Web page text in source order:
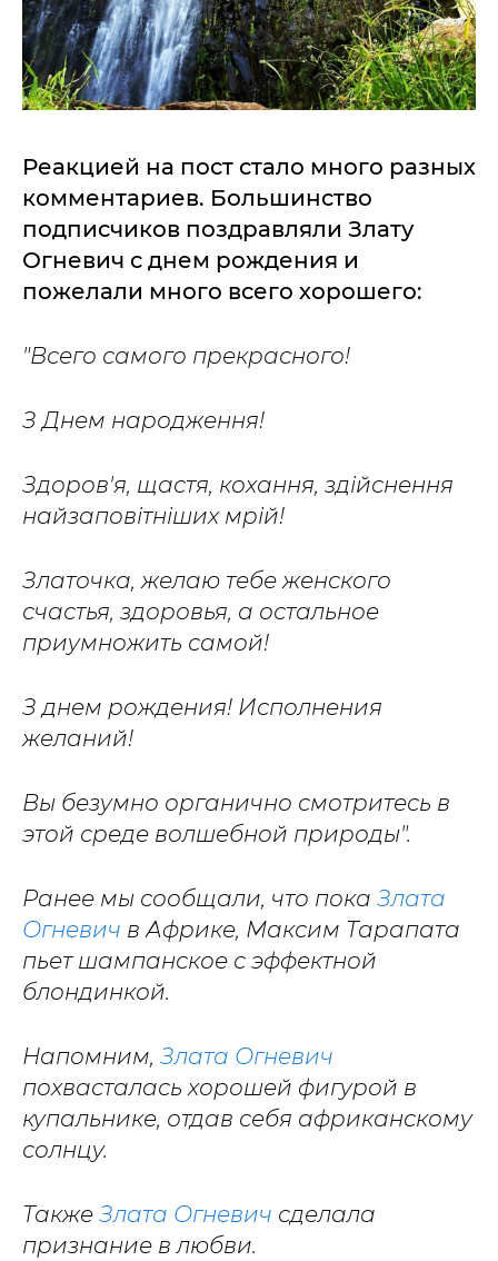
Реакцией на пост стало много разных
комментариев. Большинство
подписчиков поздравляли Злату
Огневич с днем рождения и
пожелали много всего хорошего:
"Всего самого прекрасного!
З Днем народження!
Здоров'я, щастя, кохання, здійснення
найзаповітніших мрій!
Златочка, желаю тебе женского
счастья, здоровья, а остальное
приумножить самой!
З днем рождения! Исполнения
желаний!
Вы безумно органично смотритесь в
этой среде волшебной природы".
Ранее мы сообщали, что пока Злата
Огневич в Африке, Максим Тарапата
пьет шампанское с эффектной
блондинкой.
Напомним, Злата Огневич
похвасталась хорошей фигурой в
купальнике, отдав себя африканскому
солнцу.
Также Злата Огневич сделала
признание в любви.